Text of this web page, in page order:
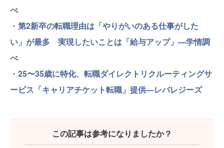
べ
・ 第2新卒の転職理由は「やりがいのある仕事がした
い」が最多 実現したいことは「給与アップ」—学情調
べ
・ 25〜35歳に特化、転職ダイレクトリクルーティングサ
ービス「キャリアチケット転職」提供—レバレジーズ
この記事は参考になりましたか？